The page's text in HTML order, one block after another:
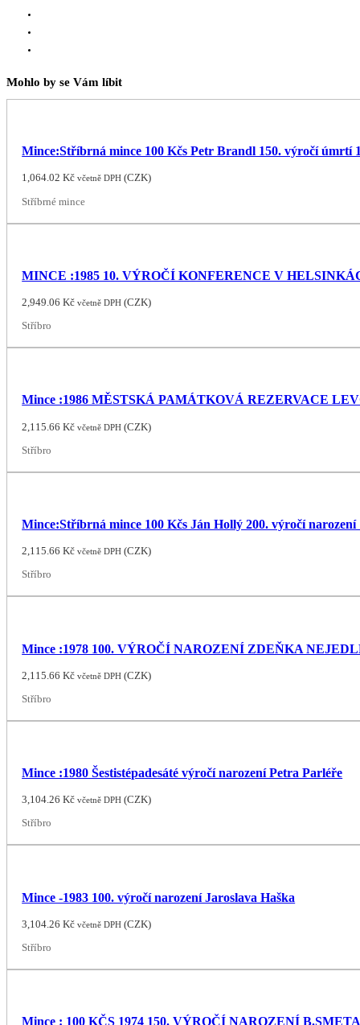
Mohlo by se Vám líbit
Mince:Stříbrná mince 100 Kčs Petr Brandl 150. výročí úmrtí
1,064.02Kč včetně DPH (CZK)
Stříbrné mince
MINCE :1985 10. VÝROČÍ KONFERENCE V
2,949.06Kč včetně DPH (CZK)
Stříbro
Mince :1986 MĚSTSKÁ PAMÁTKOVÁ REZERVACE
2,115.66Kč včetně DPH (CZK)
Stříbro
Mince:Stříbrná mince 100 Kčs Ján Hollý 200. výročí narození
2,115.66Kč včetně DPH (CZK)
Stříbro
Mince :1978 100. VÝROČÍ NAROZENÍ ZDEŇKA
2,115.66Kč včetně DPH (CZK)
Stříbro
Mince :1980 Šestistépadesáté výročí narození Petra Parléře
3,104.26Kč včetně DPH (CZK)
Stříbro
Mince -1983 100. výročí narození Jaroslava Haška
3,104.26Kč včetně DPH (CZK)
Stříbro
Mince : 100 KČS 1974 150. VÝROČÍ NAROZENÍ